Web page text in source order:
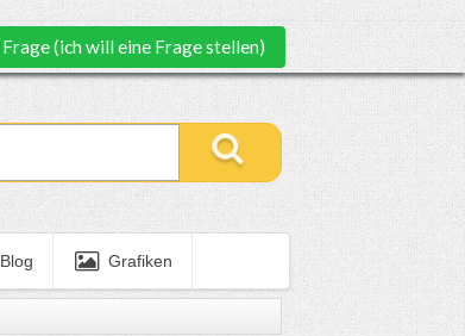
Frage (ich will eine Frage stellen)
Blog Grafiken